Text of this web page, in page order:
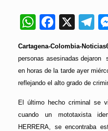
WhatsApp
X
Cartagena-Colombia-
personas asesinadas dejaron
en horas de la tarde ayer
reflejando el alto grado de
El último hecho criminal se
cuando un mototaxista
HERRERA, se encontraba